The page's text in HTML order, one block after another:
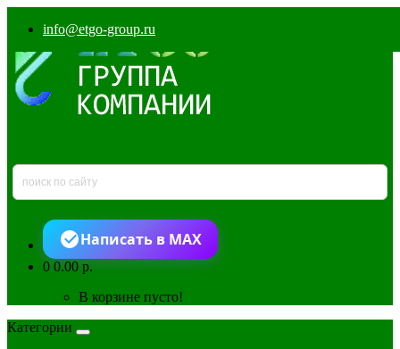
info@etgo-group.ru
Написать в MAX
00.00 р.
В корзине пусто!
Категории